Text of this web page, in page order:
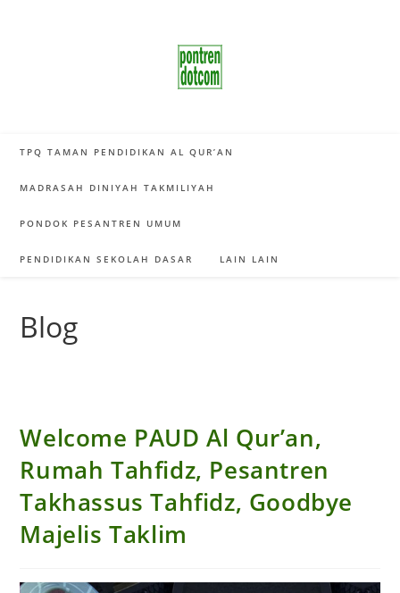
TPQ TAMAN PENDIDIKAN AL QUR’AN
MADRASAH DINIYAH TAKMILIYAH
PONDOK PESANTREN UMUM
PENDIDIKAN SEKOLAH DASAR LAIN LAIN
Blog
Welcome PAUD Al Qur’an,
Rumah Tahfidz, Pesantren
Takhassus Tahfidz, Goodbye
Majelis Taklim